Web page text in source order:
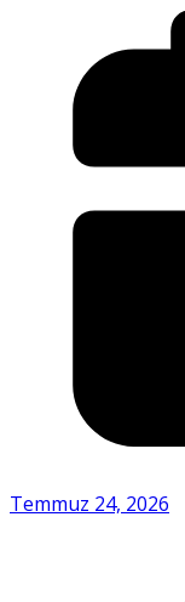
Temmuz 24, 2026